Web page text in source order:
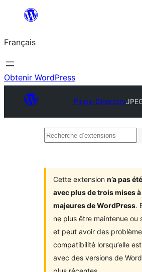
contenu
Français
Obtenir WordPress
Plugin Directory
Recherche
Cette extension n’a pas
avec plus de trois mises
majeures de WordPress.
ne plus être maintenue ou
et peut avoir des
compatibilité lorsqu’elle
avec des versions de